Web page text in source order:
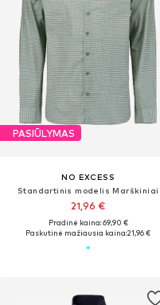
PASIŪLYMAS
NO EXCESS
Standartinis modelis Marškiniai
21,96 €
Pradinė kaina: 69,90 €
Paskutinė mažiausia kaina:21,96 €